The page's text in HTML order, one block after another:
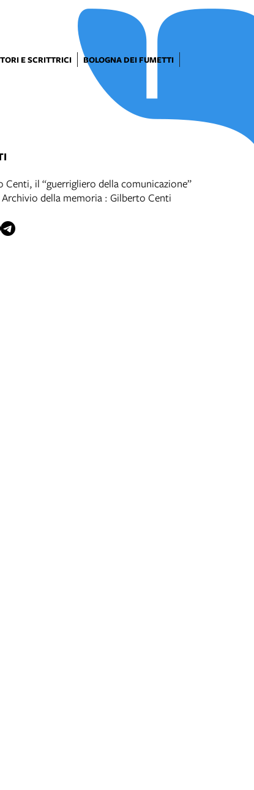
E SCRITTRICI
BOLOGNA DEI FUMETTI
Centi, il “guerrigliero della comunicazione”
della memoria : Gilberto Centi